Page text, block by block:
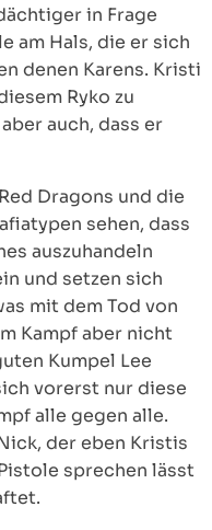
in Frage
am Hals, die er sich
denen Karens. Kristi
Ryko zu
auch, dass er
Dragons und die
sehen, dass
auszuhandeln
und setzen sich
mit dem Tod von
Kampf aber nicht
Kumpel Lee
vorerst nur diese
alle gegen alle.
der eben Kristis
sprechen lässt